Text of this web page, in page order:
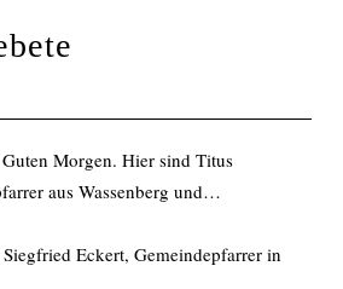
Guten Morgen. Hier sind Titus
aus Wassenberg und…
Siegfried Eckert, Gemeindepfarrer in